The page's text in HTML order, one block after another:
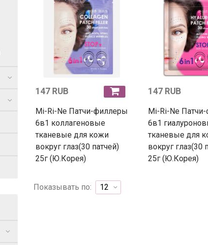
147 RUB
Mi-Ri-Ne Патчи-филлеры
6в1 коллагеновые
тканевые для кожи
вокруг глаз(30 патчей)
25г (Ю.Корея)
147 RUB
Mi-Ri-Ne
6в1
тканевые для
вокруг глаз(30
25г (Ю.Корея)
Показывать по: